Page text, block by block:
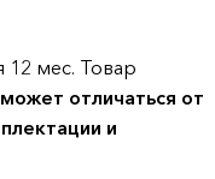
мес. Товар
отличаться от
и